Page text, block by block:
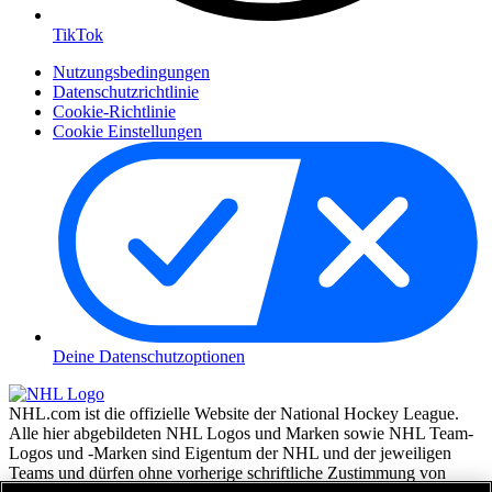
TikTok
Nutzungsbedingungen
Datenschutzrichtlinie
Cookie-Richtlinie
Cookie Einstellungen
Deine Datenschutzoptionen
NHL.com ist die offizielle Website der National Hockey League.
Alle hier abgebildeten NHL Logos und Marken sowie NHL Team-
Logos und -Marken sind Eigentum der NHL und der jeweiligen
Teams und dürfen ohne vorherige schriftliche Zustimmung von